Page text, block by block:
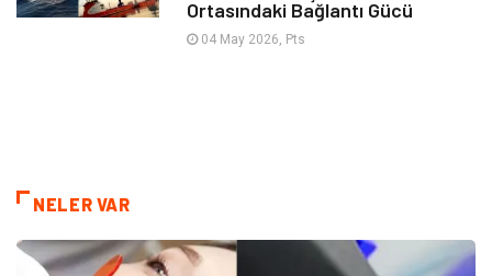
Ortasındaki Bağlantı Gücü
04 May 2026, Pts
NELER VAR